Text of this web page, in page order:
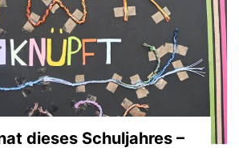
dieses Schuljahres –